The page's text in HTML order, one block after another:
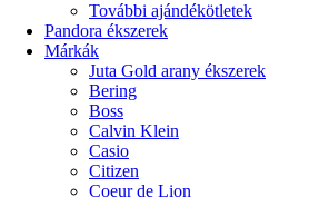
További ajándékötletek
Pandora ékszerek
Márkák
Juta Gold arany ékszerek
Bering
Boss
Calvin Klein
Casio
Citizen
Coeur de Lion